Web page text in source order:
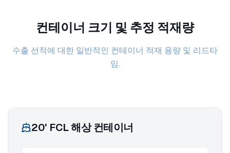
컨테이너 크기 및 추정 적재량
수출 선적에 대한 일반적인 컨테이너 적재 용량 및 리드타
임.
20' FCL 해상 컨테이너